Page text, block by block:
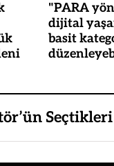
"PARA
dijital
basit
Seçtikleri